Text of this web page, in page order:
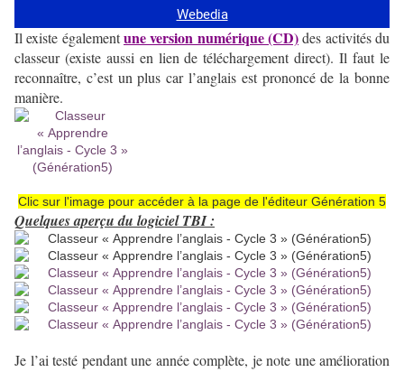
Il existe égalementune version numérique (CD)des activités du
classeur (existe aussi en lien de téléchargement direct). Il faut le
reconnaître, c’est un plus car l’anglais est prononcé de la bonne
manière.
Clic sur l'image pour accéder à la page de l'éditeur Génération 5
Quelques aperçu du logiciel TBI :
Je l’ai testé pendant une année complète, je note une amélioration